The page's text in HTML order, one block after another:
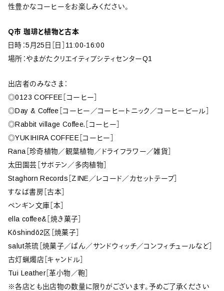
性豊かなコーヒーをお楽しみください。
Q市 珈琲と植物と古本
日時：5月25日［日］11:00-16:00
場所：やまがたクリエイティブシティセンターQ1
出店者のみなさま：
◎0123 COFFEE［コーヒー］
◎Day & Coffee［コーヒー／コーヒートニック／コーヒービール］
◎Rabbit village Coffee.［コーヒー］
◎YUKIHIRA COFFEE［コーヒー］
Rana［珍奇植物／観葉植物／ドライフラワー／雑貨］
太田園芸［サボテン／多肉植物］
Staghorn Records［ZINE／レコード／カセットテープ］
すなば書房［古本］
ペンギン文庫［本］
ella coffee&［焼き菓子］
Kōshindō2区［焼菓子］
salut茶琉［焼菓子／ぱん／サンドウィッチ／コンフィチュールなど］
古灯蝋燭店［キャンドル］
Tui Leather［革小物／鞄］
※各店とも出店物の数量に限りがございます。予めご了承ください